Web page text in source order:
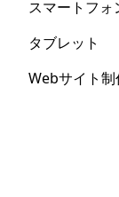
スマートフォ
タブレット
Webサイト制